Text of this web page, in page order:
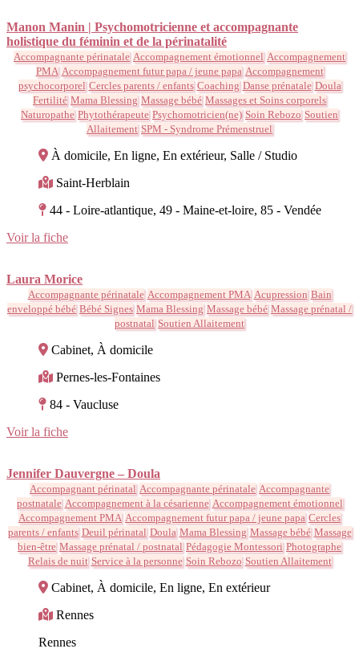
Manon Manin | Psychomotricienne et accompagnante
holistique du féminin et de la périnatalité
Accompagnante périnatale Accompagnement émotionnel Accompagnement
PMA Accompagnement futur papa / jeune papa Accompagnement
psychocorporel Cercles parents / enfants Coaching Danse prénatale Doula
Fertilité Mama Blessing Massage bébé Massages et Soins corporels
Naturopathe Phytothérapeute Psychomotricien(ne) Soin Rebozo Soutien
Allaitement SPM - Syndrome Prémenstruel
À domicile, En ligne, En extérieur, Salle / Studio
Saint-Herblain
44 - Loire-atlantique, 49 - Maine-et-loire, 85 - Vendée
Voir la fiche
Laura Morice
Accompagnante périnatale Accompagnement PMA Acupression Bain
enveloppé bébé Bébé Signes Mama Blessing Massage bébé Massage prénatal /
postnatal Soutien Allaitement
Cabinet, À domicile
Pernes-les-Fontaines
84 - Vaucluse
Voir la fiche
Jennifer Dauvergne – Doula
Accompagnant périnatal Accompagnante périnatale Accompagnante
postnatale Accompagnement à la césarienne Accompagnement émotionnel
Accompagnement PMA Accompagnement futur papa / jeune papa Cercles
parents / enfants Deuil périnatal Doula Mama Blessing Massage bébé Massage
bien-être Massage prénatal / postnatal Pédagogie Montessori Photographe
Relais de nuit Service à la personne Soin Rebozo Soutien Allaitement
Cabinet, À domicile, En ligne, En extérieur
Rennes
Rennes